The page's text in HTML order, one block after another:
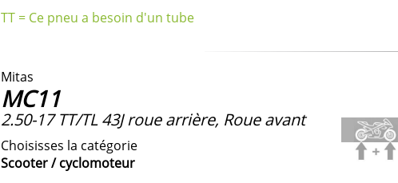
TT = Ce pneu a besoin d'un tube
Mitas
MC11
2.50-17 TT/TL 43J roue arrière, Roue avant
Choisisses la catégorie
Scooter / cyclomoteur